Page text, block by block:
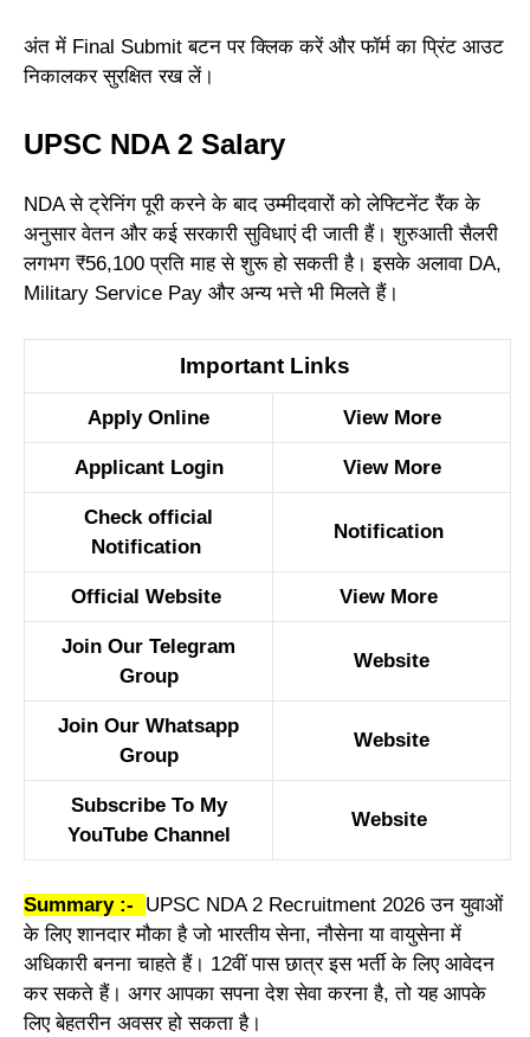
अंत में Final Submit बटन पर क्लिक करें और फॉर्म का प्रिंट आउट
निकालकर सुरक्षित रख लें।
UPSC NDA 2 Salary
NDA से ट्रेनिंग पूरी करने के बाद उम्मीदवारों को लेफ्टिनेंट रैंक के
अनुसार वेतन और कई सरकारी सुविधाएं दी जाती हैं। शुरुआती सैलरी
लगभग ₹56,100 प्रति माह से शुरू हो सकती है। इसके अलावा DA,
Military Service Pay और अन्य भत्ते भी मिलते हैं।
Important Links
Apply Online View More
Applicant Login View More
Check official
Notification
Notification
Official Website View More
Join Our Telegram
Group
Website
Join Our Whatsapp
Group
Website
Subscribe To My
YouTube Channel
Website
Summary :- UPSC NDA 2 Recruitment 2026 उन युवाओं
के लिए शानदार मौका है जो भारतीय सेना, नौसेना या वायुसेना में
अधिकारी बनना चाहते हैं। 12वीं पास छात्र इस भर्ती के लिए आवेदन
कर सकते हैं। अगर आपका सपना देश सेवा करना है, तो यह आपके
लिए बेहतरीन अवसर हो सकता है।